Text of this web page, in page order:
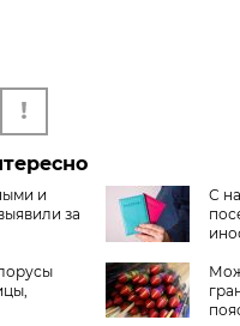
и
за
С